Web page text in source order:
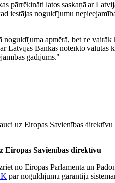
pārrēķināti latos saskaņā ar
iestājas noguldījumu
apmērā, bet ne vairāk
Latvijas Bankas noteikto valūtas
gadījums."
uz Eiropas Savienības direktīvu
Eiropas Savienības direktīvu
no Eiropas Parlamenta un
par noguldījumu garantiju